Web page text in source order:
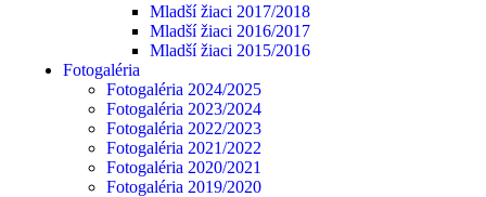
Mladší žiaci 2017/2018
Mladší žiaci 2016/2017
Mladší žiaci 2015/2016
Fotogaléria
Fotogaléria 2024/2025
Fotogaléria 2023/2024
Fotogaléria 2022/2023
Fotogaléria 2021/2022
Fotogaléria 2020/2021
Fotogaléria 2019/2020